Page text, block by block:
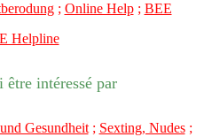
; Online Help; BEE
Helpline
être intéressé par
Gesundheit; Sexting, Nudes;